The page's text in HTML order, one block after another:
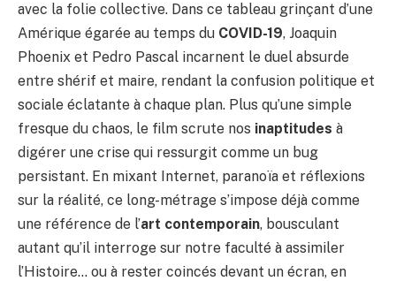
avec la folie collective. Dans ce tableau grinçant d’une
Amérique égarée au temps du COVID-19, Joaquin
Phoenix et Pedro Pascal incarnent le duel absurde
entre shérif et maire, rendant la confusion politique et
sociale éclatante à chaque plan. Plus qu’une simple
fresque du chaos, le film scrute nos inaptitudes à
digérer une crise qui ressurgit comme un bug
persistant. En mixant Internet, paranoïa et réflexions
sur la réalité, ce long-métrage s’impose déjà comme
une référence de l’art contemporain, bousculant
autant qu’il interroge sur notre faculté à assimiler
l’Histoire… ou à rester coincés devant un écran, en